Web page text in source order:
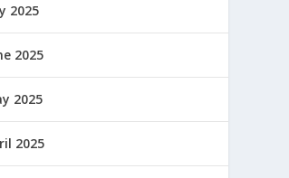
2025
2025
2025
2025